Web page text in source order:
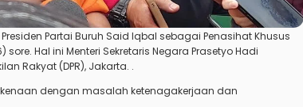
Partai Buruh Said Iqbal sebagai Penasihat Khusus
Hal ini Menteri Sekretaris Negara Prasetyo Hadi
Rakyat (DPR), Jakarta. .
dengan masalah ketenagakerjaan dan